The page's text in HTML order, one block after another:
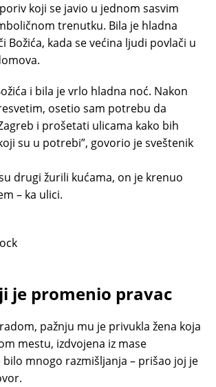
koji se javio u jednom sasvim
trenutku. Bila je hladna
Božića, kada se većina ljudi povlači u
i bila je vrlo hladna noć. Nakon
osetio sam potrebu da
i prošetati ulicama kako bih
su u potrebi”, govorio je sveštenik
drugi žurili kućama, on je krenuo
– ka ulici.
je promenio pravac
pažnju mu je privukla žena koja
mestu, izdvojena iz mase
bilo mnogo razmišljanja – prišao joj je